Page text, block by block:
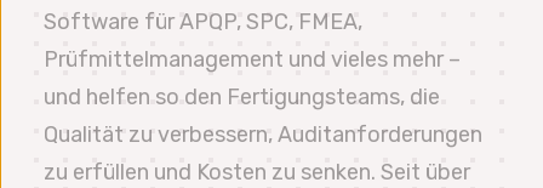
Software für APQP, SPC, FMEA,
Prüfmittelmanagement und vieles mehr –
und helfen so den Fertigungsteams, die
Qualität zu verbessern, Auditanforderungen
zu erfüllen und Kosten zu senken. Seit über